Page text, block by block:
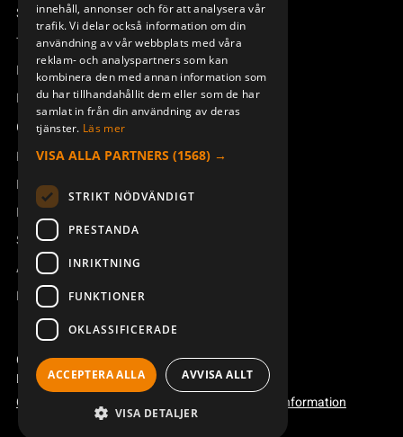
Support
Teknisk support
Boka service
Manualer och videoinstruktioner
Om Åkerströms
Kontakt
Nyheter
Pressrum
Säkerhet och direktiv
Allmänna villkor
REACH
Copyright ©2026 Åkerströms. All rights reserved.
Björbovägen 143, 786 97 Björbo.
Code of conduct
Webbplatsinformation
DEUTSCH
innehåll, annonser och för att analysera vår
trafik. Vi delar också information om din
användning av vår webbplats med våra
reklam- och analyspartners som kan
kombinera den med annan information som
du har tillhandahållit dem eller som de har
samlat in från din användning av deras
tjänster. Läs mer
VISA ALLA PARTNERS (1568) →
STRIKT NÖDVÄNDIGT
PRESTANDA
INRIKTNING
FUNKTIONER
OKLASSIFICERADE
ACCEPTERA ALLA AVVISA ALLT
VISA DETALJER